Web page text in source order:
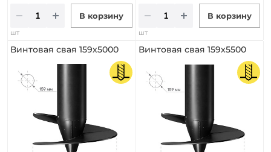
В корзину
шт
В корзину
шт
Винтовая свая 159х5000 Винтовая свая 159х5500